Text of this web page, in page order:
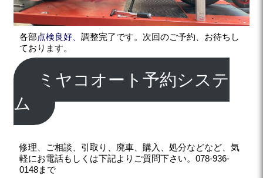
各部点検良好、調整完了です。次回のご予約、お待ちし
ております。
ミヤコオート予約システ
ム
修理、ご相談、引取り、廃車、購入、処分などなど、気
軽にお電話もしくは下記よりご質問下さい。078-936-
0148まで